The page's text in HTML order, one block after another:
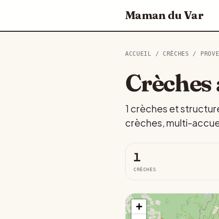
Maman du Var
ACCUEIL / CRÈCHES /
1 crèches et
crèches, multi-
1
CRÈCHES
+